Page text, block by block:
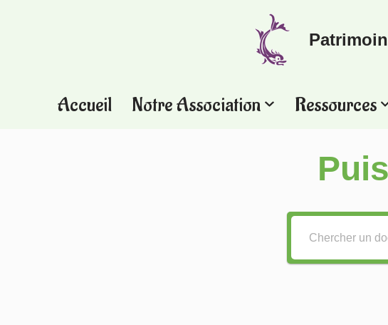
Accueil Notre Association Ressources